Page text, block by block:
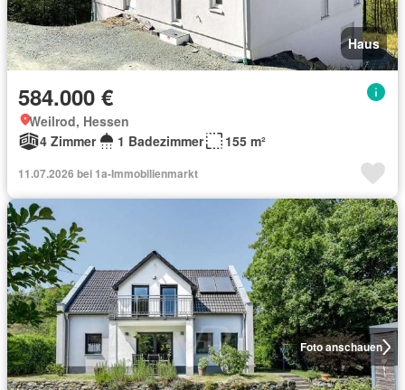
Haus
584.000 €
Weilrod, Hessen
4 Zimmer
1 Badezimmer 155 m²
11.07.2026 bei 1a-Immobilienmarkt
Foto anschauen